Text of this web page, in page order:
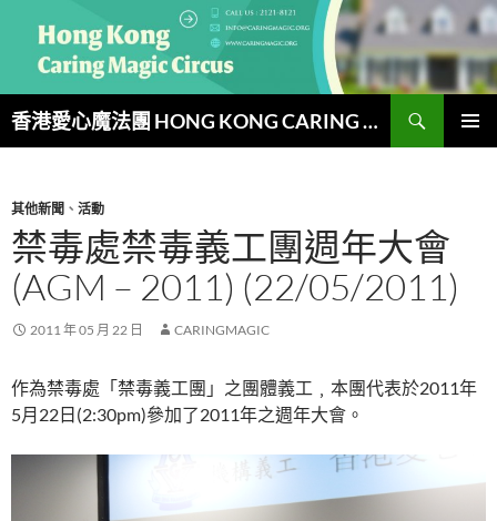
要
內
容
香港愛心魔法團 HONG KONG CARING MAGIC CIRCUS
搜
尋
其他新聞 、 活動
禁毒處禁毒義工團週年大會
(AGM – 2011) (22/05/2011)
2011 年 05 月 22 日 CARINGMAGIC
作為禁毒處「禁毒義工團」之團體義工﹐本團代表於2011年
5月22日(2:30pm)參加了2011年之週年大會。